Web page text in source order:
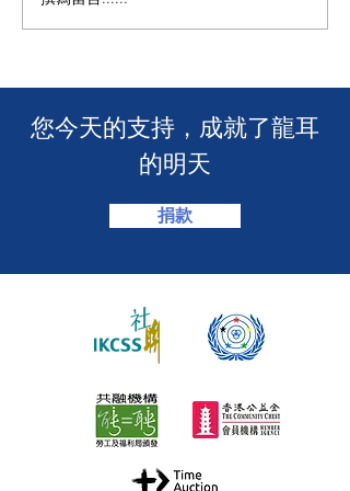
耳為葵盛西邨消防安全簡
​您今天的支持，成就了龍耳
的明天
捐款